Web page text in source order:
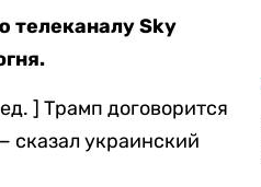
телеканалу Sky
] Трамп договорится
сказал украинский